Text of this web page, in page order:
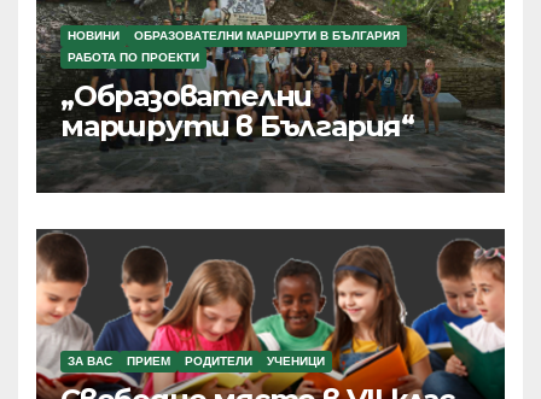
НОВИНИ
ОБРАЗОВАТЕЛНИ МАРШРУТИ В БЪЛГАРИЯ
РАБОТА ПО ПРОЕКТИ
„Образователни
маршрути в България“
ЗА ВАС ПРИЕМ РОДИТЕЛИ УЧЕНИЦИ